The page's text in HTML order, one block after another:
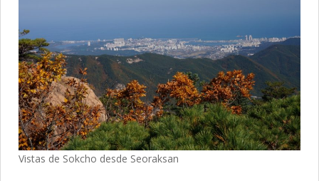
Vistas de Sokcho desde Seoraksan